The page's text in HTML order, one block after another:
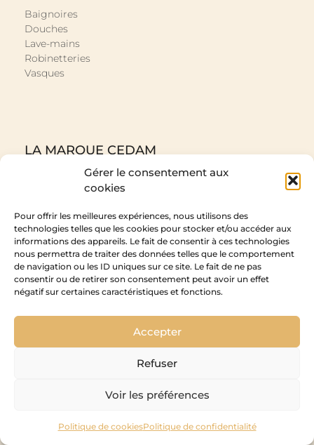
Gérer le consentement aux
cookies
Pour offrir les meilleures expériences, nous utilisons des
technologies telles que les cookies pour stocker et/ou accéder aux
informations des appareils. Le fait de consentir à ces technologies
nous permettra de traiter des données telles que le comportement
de navigation ou les ID uniques sur ce site. Le fait de ne pas
consentir ou de retirer son consentement peut avoir un effet
négatif sur certaines caractéristiques et fonctions.
Accepter
Refuser
Voir les préférences
Politique de cookiesPolitique de confidentialité
Baignoires
Douches
Lave-mains
Robinetteries
Vasques
LA MARQUE CEDAM
Savoir faire et qualité
PROMOTEURS & AGENCEURS
ACTUALITÉS
Blog
Presse
Évènements
AIDE ET SUPPORT
Décors